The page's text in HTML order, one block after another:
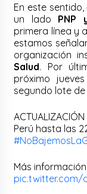
En este
un lado PNP
primera línea y
estamos
organización
Salud. Por
próximo
segundo lote
Perú hasta las
Más información:
pic.twitter.com/